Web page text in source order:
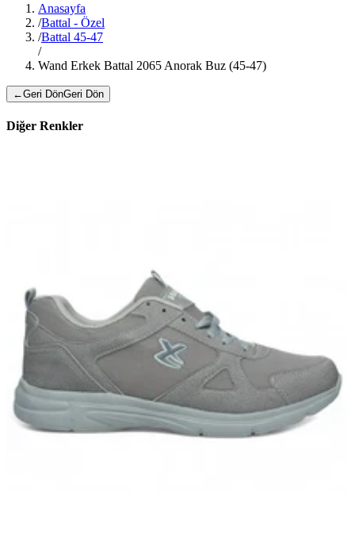
Anasayfa
/Battal - Özel
/Battal 45-47
/
Wand Erkek Battal 2065 Anorak Buz (45-47)
←Geri DönGeri Dön
Diğer Renkler